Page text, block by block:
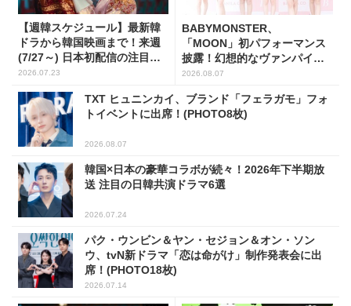
【週韓スケジュール】最新韓
ドラから韓国映画まで！来週
(7/27～) 日本初配信の注目作3
選
2026.07.23
BABYMONSTER、
「MOON」初パフォーマンス
披露！幻想的なヴァンパイア
の世界観を表現
2026.08.07
TXT ヒュニンカイ、ブランド「フェラガモ」フォ
トイベントに出席！(PHOTO8枚)
2026.08.07
韓国×日本の豪華コラボが続々！2026年下半期放
送 注目の日韓共演ドラマ6選
2026.07.24
パク・ウンビン＆ヤン・セジョン＆オン・ソン
ウ、tvN新ドラマ「恋は命がけ」制作発表会に出
席！(PHOTO18枚)
2026.07.14